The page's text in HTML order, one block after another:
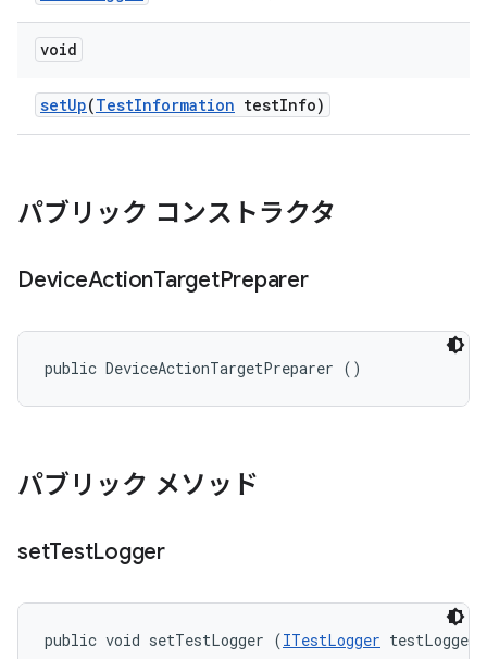
void
setUp(TestInformation testInfo)
パブリック コンストラクタ
DeviceActionTargetPreparer
public DeviceActionTargetPreparer ()
パブリック メソッド
setTestLogger
public void setTestLogger (ITestLogger testLogger)